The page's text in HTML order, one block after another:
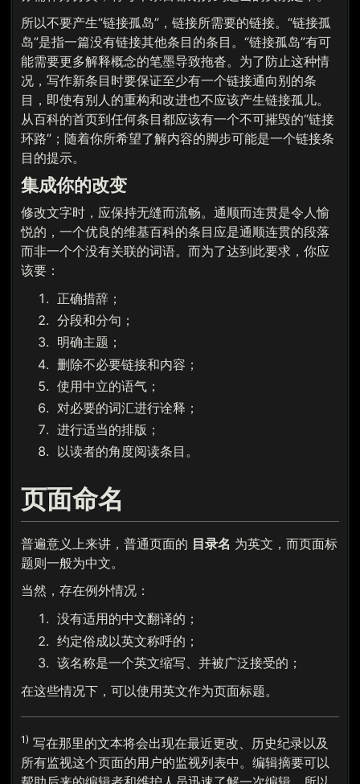
所以不要产生“链接孤岛”，链接所需要的链接。“链接孤
岛”是指一篇没有链接其他条目的条目。“链接孤岛”有可
能需要更多解释概念的笔墨导致拖沓。为了防止这种情
况，写作新条目时要保证至少有一个链接通向别的条
目，即使有别人的重构和改进也不应该产生链接孤儿。
从百科的首页到任何条目都应该有一个不可摧毁的“链接
环路”；随着你所希望了解内容的脚步可能是一个链接条
目的提示。
集成你的改变
修改文字时，应保持无缝而流畅。通顺而连贯是令人愉
悦的，一个优良的维基百科的条目应是通顺连贯的段落
而非一个个没有关联的词语。而为了达到此要求，你应
该要：
正确措辞；
分段和分句；
明确主题；
删除不必要链接和内容；
使用中立的语气；
对必要的词汇进行诠释；
进行适当的排版；
以读者的角度阅读条目。
页面命名
普遍意义上来讲，普通页面的 目录名 为英文，而页面标
题则一般为中文。
当然，存在例外情况：
没有适用的中文翻译的；
约定俗成以英文称呼的；
该名称是一个英文缩写、并被广泛接受的；
在这些情况下，可以使用英文作为页面标题。
1) 写在那里的文本将会出现在最近更改、历史纪录以及
所有监视这个页面的用户的监视列表中。编辑摘要可以